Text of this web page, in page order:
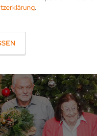
.